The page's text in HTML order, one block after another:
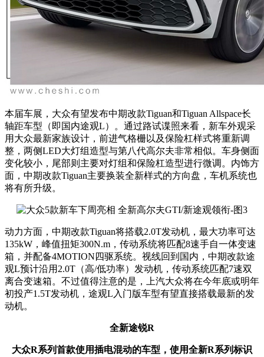
本届车展，大众有望发布中期改款Tiguan和Tiguan Allspace长
轴距车型（即国内途观L）。 通过路试谍照来看， 新车外观采
用大众最新家族设计 ，前进气格栅以及保险杠样式将重新调
整，两侧LED大灯组造型与第八代高尔夫非常相似。车身侧面
变化较小，尾部则主要对灯组和保险杠造型进行微调。内饰方
面， 中期改款Tiguan主要换装全新样式的方向盘，车机系统也
将有所升级。
动力方面， 中期改款Tiguan将搭载2.0T发动机，最大功率可达
135kW，峰值扭矩300N.m，传动系统将匹配8速手自一体变速
箱，并配备4MOTION四驱系统。视线回到国内，中期改款途
观L预计沿用2.0T（高/低功率）发动机，传动系统匹配7速双
离合变速箱。不过值得注意的是，上汽大众将在今年底或明年
初投产1.5T发动机，途观L入门版车型有望直接搭载最新的发
动机。
全新途锐R
大众R系列首款使用插电混动的车型，使用全新R系列标识